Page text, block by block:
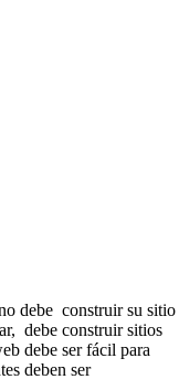
debe construir su sitio
debe construir sitios
debe ser fácil para
deben ser